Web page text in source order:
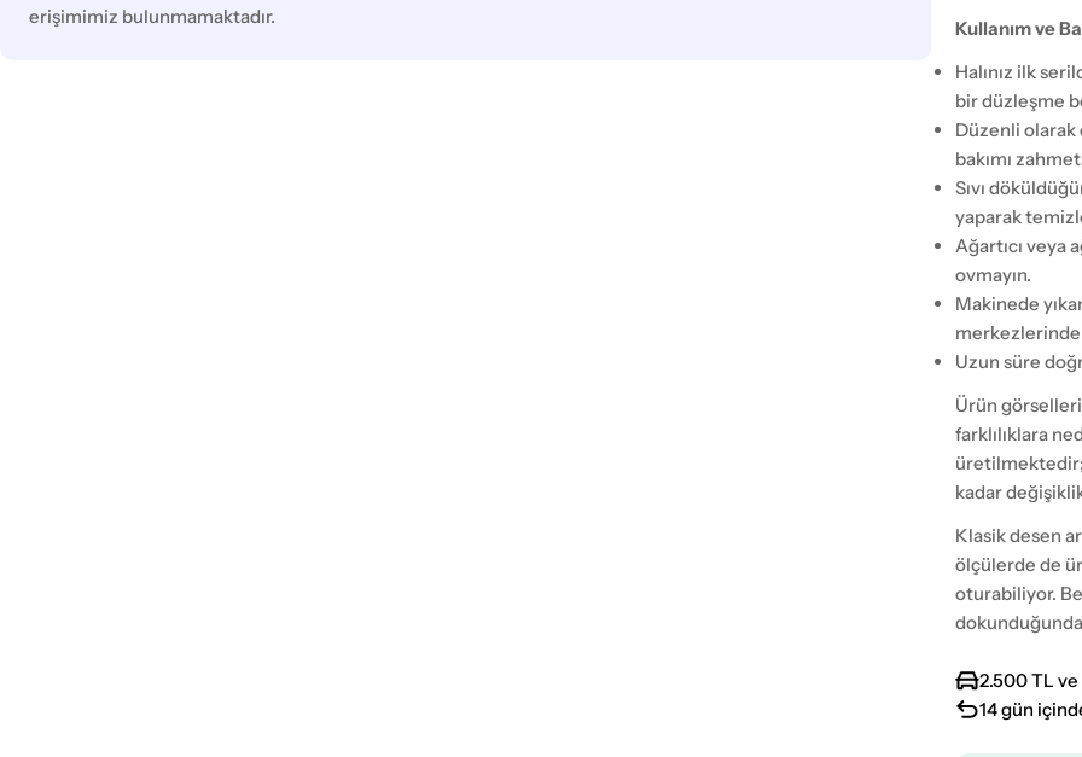
erişimimiz bulunmamaktadır.
Kullanım ve
Halınız ilk
bir düzleşme
Düzenli
bakımı
Sıvı
yaparak
Ağartıcı veya
ovmayın.
Makinede
Uzun süre
Ürün
farklılıklara
kadar
Klasik desen
ölçülerde de
oturabiliyor.
2.500 TL
14 gün